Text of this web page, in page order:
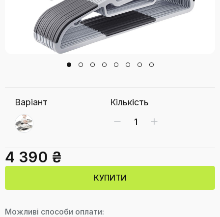
Варіант Кількість
4 390 ₴
КУПИТИ
Можливі способи оплати: